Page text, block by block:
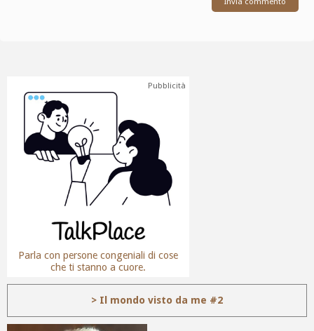
Pubblicità
Parla con persone congeniali di cose
che ti stanno a cuore.
> Il mondo visto da me #2